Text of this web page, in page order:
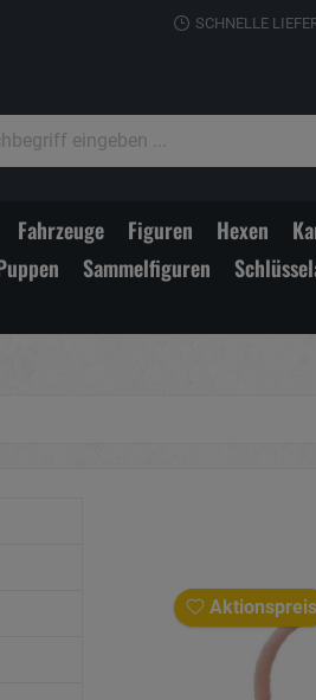
SCHNELLE
Fahrzeuge Figuren Hexen
Sammelfiguren
Aktionspreis